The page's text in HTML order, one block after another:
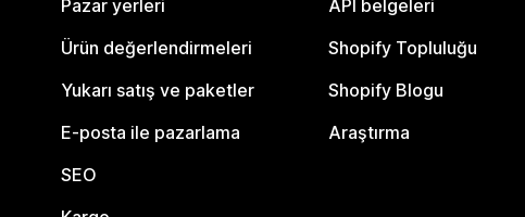
Pazar yerleri
Ürün değerlendirmeleri
Yukarı satış ve paketler
E-posta ile pazarlama
SEO
API belgeleri
Shopify Topluluğu
Shopify Blogu
Araştırma